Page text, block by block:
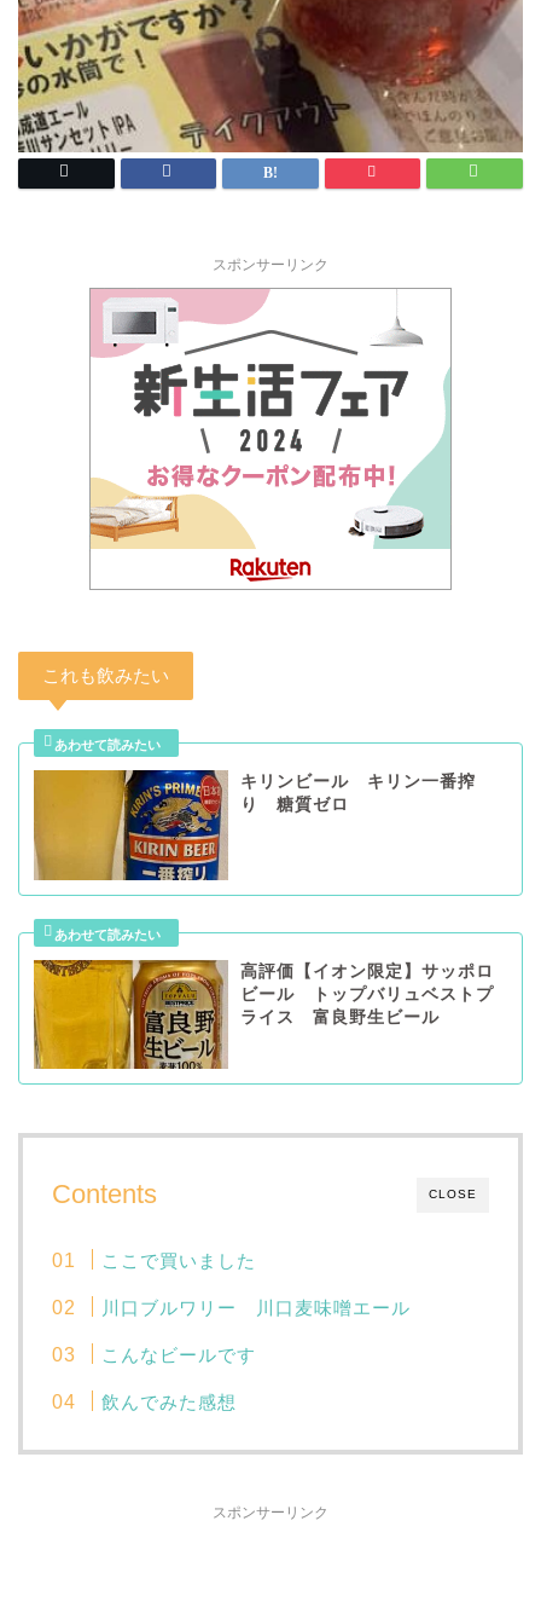
スポンサーリンク
これも飲みたい
キリンビール キリン一番搾
り 糖質ゼロ
高評価【イオン限定】サッポロ
ビール トップバリュベストプ
ライス 富良野生ビール
CLOSE
Contents
ここで買いました
川口ブルワリー 川口麦味噌エール
こんなビールです
飲んでみた感想
スポンサーリンク